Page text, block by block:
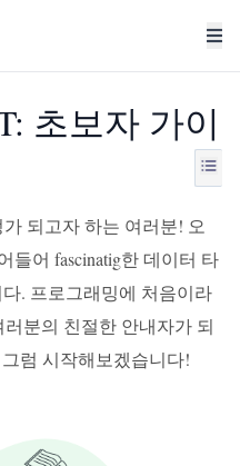
초보자 가이
되고자 하는 여러분! 오
들어 fascinatig한 데이터 타
. 프로그래밍에 처음이라
분의 친절한 안내자가 되
그럼 시작해보겠습니다!